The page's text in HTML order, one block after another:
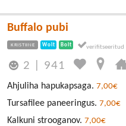
Buffalo pubi
KRISTIINE Wolt Bolt
2 941
Ahjuliha hapukapsaga. 7,00€
Tursafilee paneeringus. 7,00€
Kalkuni strooganov. 7,00€